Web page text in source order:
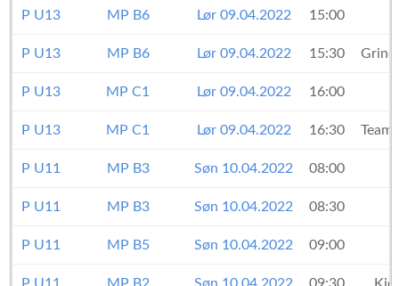
P U13 MP B6 Lør 09.04.2022 15:00
P U13 MP B6 Lør 09.04.2022 15:30
P U13 MP C1 Lør 09.04.2022 16:00
P U13 MP C1 Lør 09.04.2022 16:30
P U11 MP B3 Søn 10.04.2022 08:00
P U11 MP B3 Søn 10.04.2022 08:30
P U11 MP B5 Søn 10.04.2022 09:00